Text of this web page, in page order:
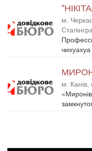
м.
м. Канів,